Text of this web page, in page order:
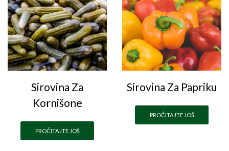
Sirovina Za
Kornišone
PROČITAJTE JOŠ
Sirovina Za Papriku
PROČITAJTE JOŠ